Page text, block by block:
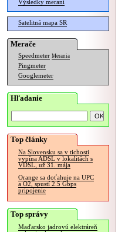
Výsledky meraní
Satelitná mapa SR
Merače
Speedmeter Merania
Pingmeter
Googlemeter
Hľadanie
Top články
Na Slovensku sa v tichosti
vypína ADSL v lokalitách s
VDSL, už 31. mája
Orange sa doťahuje na UPC
a O2, spustí 2.5 Gbps
pripojenie
Top správy
Maďarsko jadrovú elektráreň